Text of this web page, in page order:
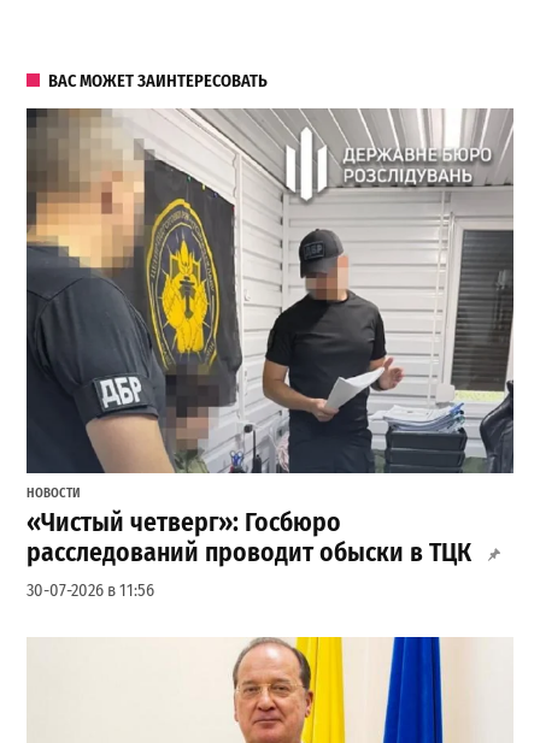
ВАС МОЖЕТ ЗАИНТЕРЕСОВАТЬ
НОВОСТИ
«Чистый четверг»: Госбюро
расследований проводит обыски в ТЦК
30-07-2026 в 11:56